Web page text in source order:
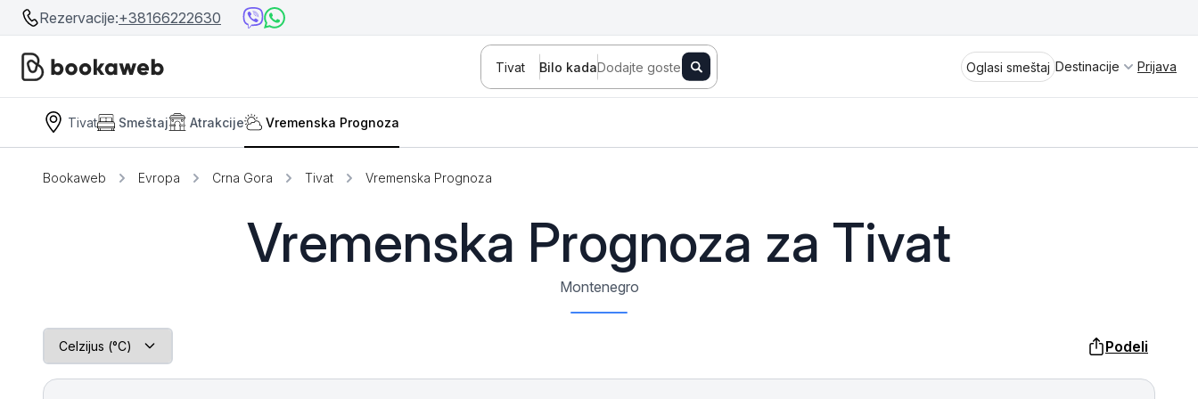
Rezervacije:+38166222630
Tivat Bilo kadaDodajte goste Oglasi smeštaj Destinacije
Srbija
Srbija
Niš Banja Koviljača Sokobanja Fruška gora Vrnjačka Banja
Stara planina
planine, ali i u ravničarskim predelima
prostrane Vojvodine. Istraživanje
Prijava
Tivat Smeštaj Atrakcije Vremenska Prognoza
Bookaweb Evropa Crna Gora Tivat Vremenska Prognoza
Vremenska Prognoza za Tivat
Montenegro
Podeli